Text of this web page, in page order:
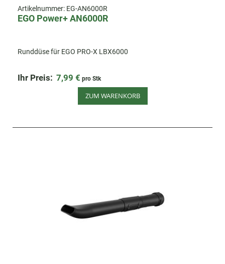
Artikelnummer: EG-AN6000R
EGO Power+ AN6000R
Runddüse für EGO PRO-X LBX6000
Ihr Preis: 7,99 € pro Stk
ZUM WARENKORB